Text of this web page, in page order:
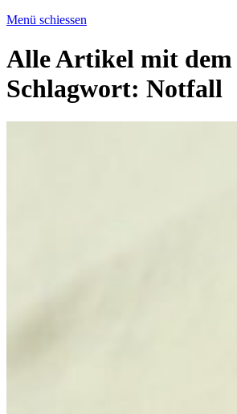
Menü schiessen
Alle Artikel mit dem
Schlagwort: Notfall